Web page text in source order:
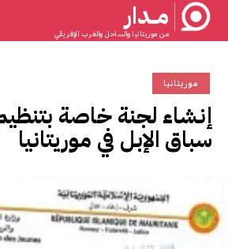
مــدار
من موريتانيا والساحل والغرب الإفريقي
موريتانيا
إنشاء لجنة خاصة
سباق الإبل في موريتانيا